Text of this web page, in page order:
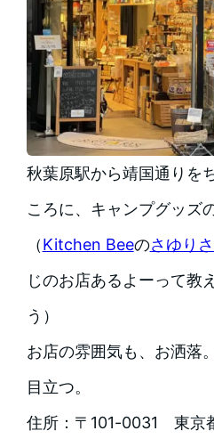
秋葉原駅から靖国通りを
ころに、キャンプグッズ
（Kitchen Beeのさゆり
じのお店あるよーって教
う）
お店の雰囲気も、お洒落
目立つ。
住所：〒101-0031 東京